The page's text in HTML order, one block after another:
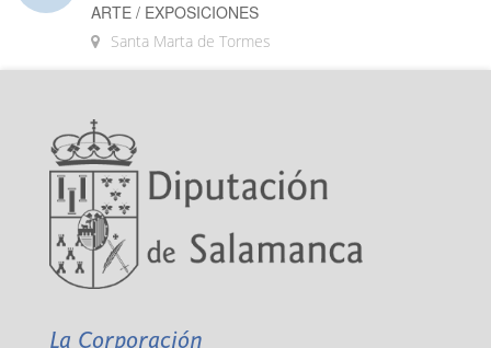
ARTE / EXPOSICIONES
Santa Marta de Tormes
La Corporación